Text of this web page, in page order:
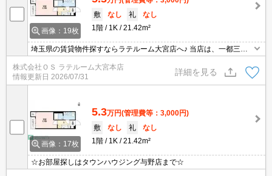
画像：19枚
敷
なし 礼
なし
1階
1K 21.42m²
埼玉県の賃貸物件探すならラテルーム大宮店へ♪ 当店は、一都三県
の中でも埼玉県に特化しておりますので、納得のお部屋探しが提供
可能！インターネット上に公開されてない物件多数取扱っておりま
す。初期費用のキャンペーン物件も御座いまして、お支払いは分割
支払いも対応しております。 ※当物件は、仲介手数料のご負担0円
株式会社ＯＳ ラテルーム大宮本店
情報更新日 2026/07/31
詳細を見る
画像：17枚
5.3万円(管理費等：3,000円)
敷
なし 礼
なし
1階
1K 21.42m²
☆お部屋探しはタウンハウジング与野店まで☆